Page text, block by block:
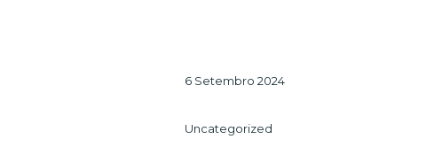
6 Setembro 2024
Uncategorized